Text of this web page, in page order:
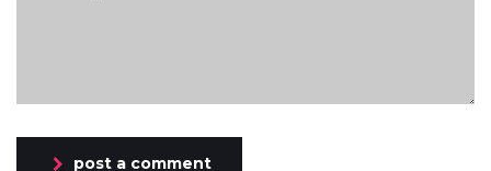
post a comment